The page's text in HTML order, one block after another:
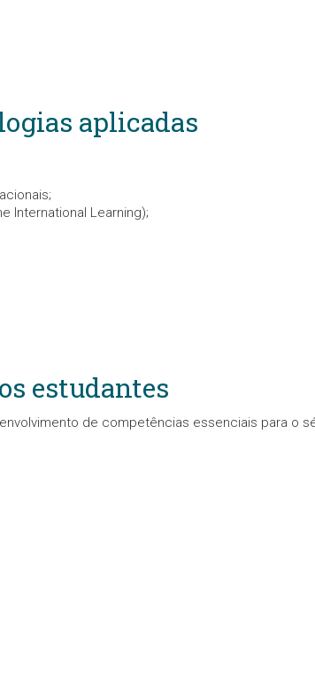
aplicadas
International Learning);
estudantes
de competências essenciais para o